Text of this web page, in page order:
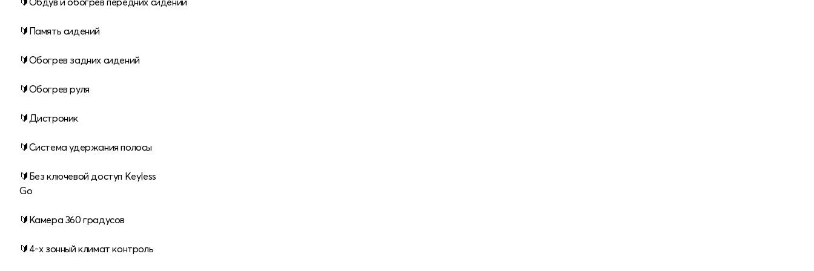
🔰Память сидений
🔰Обогрев задних сидений
🔰Обогрев руля
🔰Дистроник
🔰Система удержания полосы
🔰Без ключевой доступ Keyless
Go
🔰Камера 360 градусов
🔰4-х зонный климат контроль